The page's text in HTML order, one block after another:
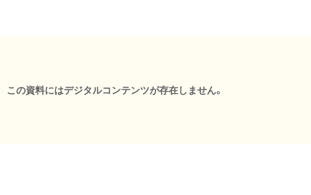
この資料にはデジタルコンテンツが存在しません。